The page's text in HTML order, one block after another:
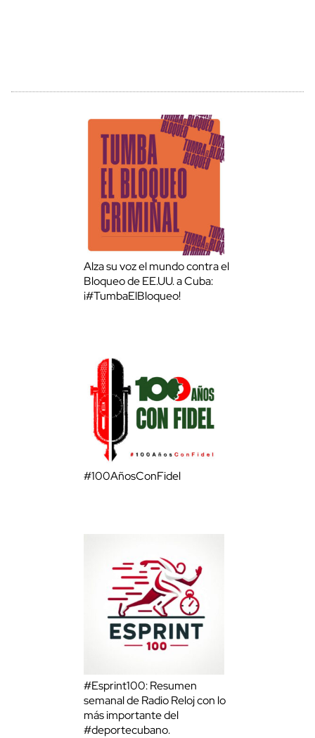
Alza su voz el mundo contra el
Bloqueo de EE.UU. a Cuba:
¡#TumbaElBloqueo!
#100AñosConFidel
#Esprint100: Resumen
semanal de Radio Reloj con lo
más importante del
#deportecubano.